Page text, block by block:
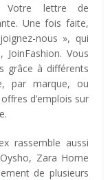
Votre lettre de
Une fois faite,
nous », qui
Vous
grâce à différents
par marque, ou
d’emplois sur
rassemble aussi
Zara Home
de plusieurs